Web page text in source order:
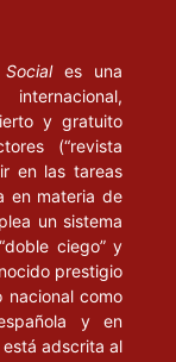
es una
y gratuito
(“revista
en las tareas
en materia de
un sistema
ciego” y
prestigio
como
y en
adscrita al